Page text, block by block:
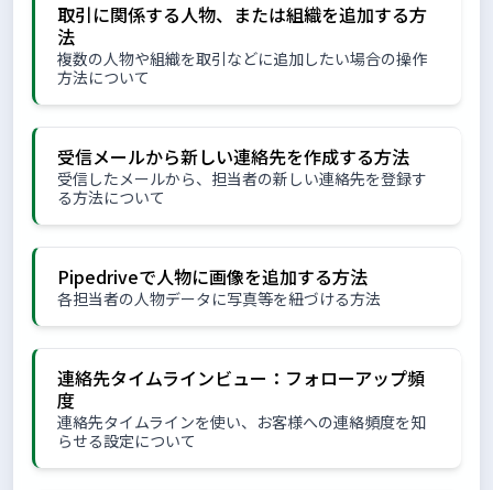
取引に関係する人物、または組織を追加する方
法
複数の人物や組織を取引などに追加したい場合の操作
方法について
受信メールから新しい連絡先を作成する方法
受信したメールから、担当者の新しい連絡先を登録す
る方法について
Pipedriveで人物に画像を追加する方法
各担当者の人物データに写真等を紐づける方法
連絡先タイムラインビュー：フォローアップ頻
度
連絡先タイムラインを使い、お客様への連絡頻度を知
らせる設定について